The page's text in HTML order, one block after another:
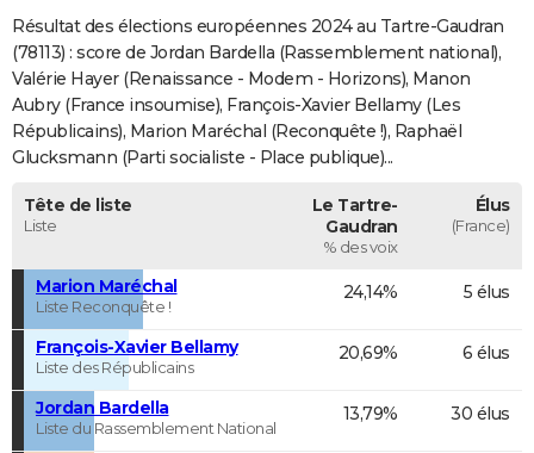
S'inscrire
Se connecter
Lycées
Collèges
Primaires
Universités
Entreprises
Service militaire
Avis de recherche
AVIS DE DÉCÈS
FORUM
Bricolage
Lifestyle
Culture
SportAuto
Television
Voyage
Cinema
Résultat des élections européennes 2024 au Tartre-Gaudran
(78113) : score de Jordan Bardella (Rassemblement national),
Valérie Hayer (Renaissance - Modem - Horizons), Manon
Aubry (France insoumise), François-Xavier Bellamy (Les
Républicains), Marion Maréchal (Reconquête !), Raphaël
Glucksmann (Parti socialiste - Place publique)...
Tête de liste
Liste
Le Tartre-
Gaudran
% des voix
Élus
(France)
Marion Maréchal
Liste Reconquête !
24,14% 5 élus
François-Xavier Bellamy
Liste des Républicains
20,69% 6 élus
Jordan Bardella
Liste du Rassemblement National
13,79% 30 élus